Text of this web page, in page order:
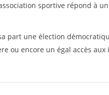
sportive répond à un
part une élection
ou encore un égal accès